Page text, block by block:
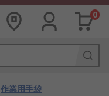
0
作業用手袋